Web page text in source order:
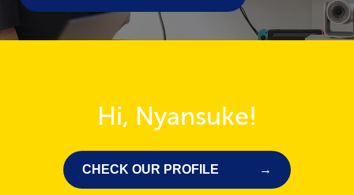
Hi, Nyansuke!
CHECK OUR PROFILE